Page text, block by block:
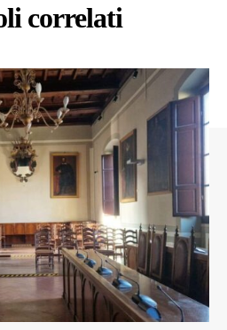
correlati